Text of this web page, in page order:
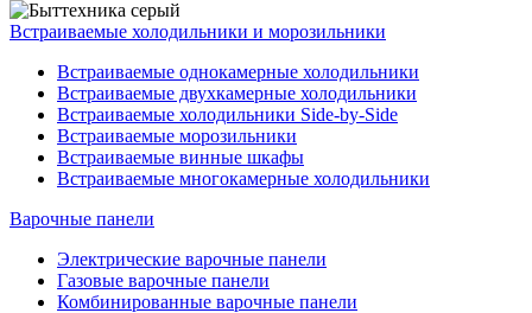
Встраиваемые холодильники и морозильники
Встраиваемые однокамерные холодильники
Встраиваемые двухкамерные холодильники
Встраиваемые холодильники Side-by-Side
Встраиваемые морозильники
Встраиваемые винные шкафы
Встраиваемые многокамерные холодильники
Варочные панели
Электрические варочные панели
Газовые варочные панели
Комбинированные варочные панели